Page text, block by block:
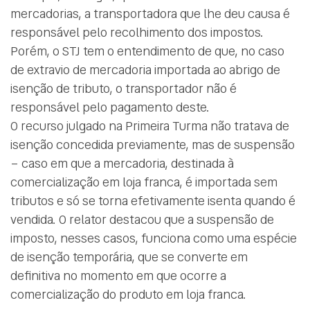
mercadorias, a transportadora que lhe deu causa é
responsável pelo recolhimento dos impostos.
Porém, o STJ tem o entendimento de que, no caso
de extravio de mercadoria importada ao abrigo de
isenção de tributo, o transportador não é
responsável pelo pagamento deste.
O recurso julgado na Primeira Turma não tratava de
isenção concedida previamente, mas de suspensão
– caso em que a mercadoria, destinada à
comercialização em loja franca, é importada sem
tributos e só se torna efetivamente isenta quando é
vendida. O relator destacou que a suspensão de
imposto, nesses casos, funciona como uma espécie
de isenção temporária, que se converte em
definitiva no momento em que ocorre a
comercialização do produto em loja franca.